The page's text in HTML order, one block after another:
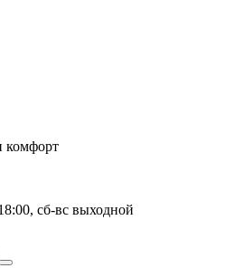
комфорт
сб-вс выходной